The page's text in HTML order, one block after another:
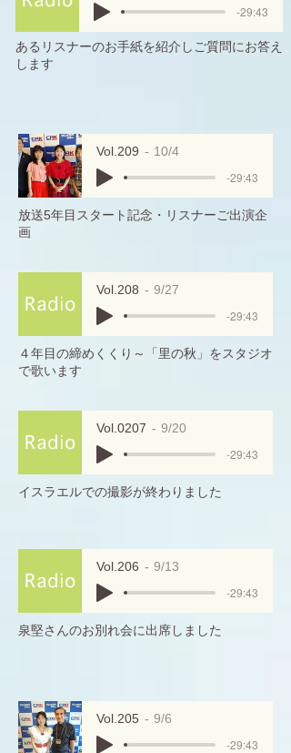
-29:43
あるリスナーのお手紙を紹介しご質問にお答え
します
Vol.209 10/4
-29:43
放送5年目スタート記念・リスナーご出演企
画
Vol.208 9/27
-29:43
４年目の締めくくり～「里の秋」をスタジオ
で歌います
Vol.0207 9/20
-29:43
イスラエルでの撮影が終わりました
Vol.206 9/13
-29:43
泉堅さんのお別れ会に出席しました
Vol.205 9/6
-29:43